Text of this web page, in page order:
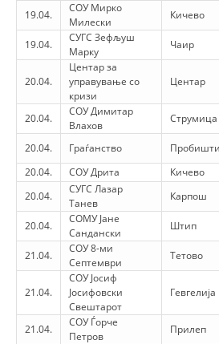
19.04.
СОУ Мирко
Милески
Кичево
19.04.
СУГС Зефљуш
Марку
Чаир
20.04.
Центар за
управување со
кризи
Центар
20.04.
СОУ Димитар
Влахов
Струмица
20.04. Граѓанство
20.04.
СОУ Дрита Кичево
20.04.
СУГС Лазар
Танев
Карпош
20.04.
СОМУ Јане
Сандански
Штип
21.04.
СОУ 8-ми
Септември
Тетово
21.04.
СОУ Јосиф
Јосифовски
Свештарот
Гевгелија
21.04.
СОУ Ѓорче
Петров
Прилеп